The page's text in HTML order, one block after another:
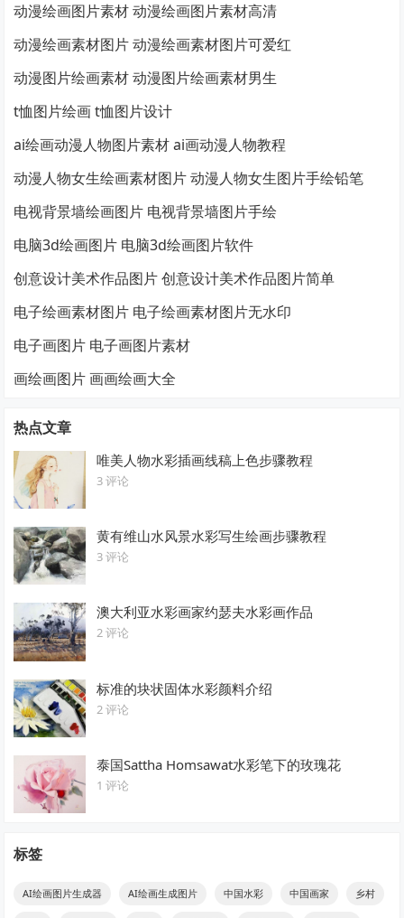
动漫绘画图片素材 动漫绘画图片素材高清
动漫绘画素材图片 动漫绘画素材图片可爱红
动漫图片绘画素材 动漫图片绘画素材男生
t恤图片绘画 t恤图片设计
ai绘画动漫人物图片素材 ai画动漫人物教程
动漫人物女生绘画素材图片 动漫人物女生图片手绘铅笔
电视背景墙绘画图片 电视背景墙图片手绘
电脑3d绘画图片 电脑3d绘画图片软件
创意设计美术作品图片 创意设计美术作品图片简单
电子绘画素材图片 电子绘画素材图片无水印
电子画图片 电子画图片素材
画绘画图片 画画绘画大全
热点文章
唯美人物水彩插画线稿上色步骤教程
3 评论
黄有维山水风景水彩写生绘画步骤教程
3 评论
澳大利亚水彩画家约瑟夫水彩画作品
2 评论
标准的块状固体水彩颜料介绍
2 评论
泰国Sattha Homsawat水彩笔下的玫瑰花
1 评论
标签
AI绘画图片生成器 AI绘画生成图片 中国水彩 中国画家 乡村